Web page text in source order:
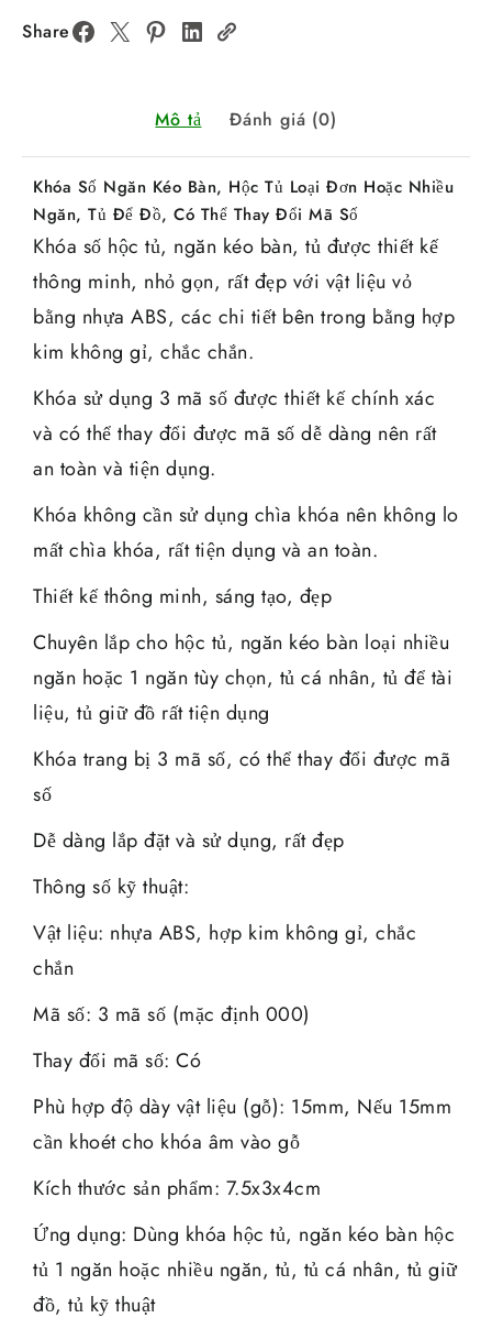
Share
Mô tả Đánh giá (0)
Khóa Số Ngăn Kéo Bàn, Hộc Tủ Loại Đơn Hoặc Nhiều
Ngăn, Tủ Để Đồ, Có Thể Thay Đổi Mã Số
Khóa số hộc tủ, ngăn kéo bàn, tủ được thiết kế
thông minh, nhỏ gọn, rất đẹp với vật liệu vỏ
bằng nhựa ABS, các chi tiết bên trong bằng hợp
kim không gỉ, chắc chắn.
Khóa sử dụng 3 mã số được thiết kế chính xác
và có thể thay đổi được mã số dễ dàng nên rất
an toàn và tiện dụng.
Khóa không cần sử dụng chìa khóa nên không lo
mất chìa khóa, rất tiện dụng và an toàn.
Thiết kế thông minh, sáng tạo, đẹp
Chuyên lắp cho hộc tủ, ngăn kéo bàn loại nhiều
ngăn hoặc 1 ngăn tùy chọn, tủ cá nhân, tủ để tài
liệu, tủ giữ đồ rất tiện dụng
Khóa trang bị 3 mã số, có thể thay đổi được mã
số
Dễ dàng lắp đặt và sử dụng, rất đẹp
Thông số kỹ thuật:
Vật liệu: nhựa ABS, hợp kim không gỉ, chắc
chắn
Mã số: 3 mã số (mặc định 000)
Thay đổi mã số: Có
Phù hợp độ dày vật liệu (gỗ): 15mm, Nếu 15mm
cần khoét cho khóa âm vào gỗ
Kích thước sản phẩm: 7.5x3x4cm
Ứng dụng: Dùng khóa hộc tủ, ngăn kéo bàn hộc
tủ 1 ngăn hoặc nhiều ngăn, tủ, tủ cá nhân, tủ giữ
đồ, tủ kỹ thuật